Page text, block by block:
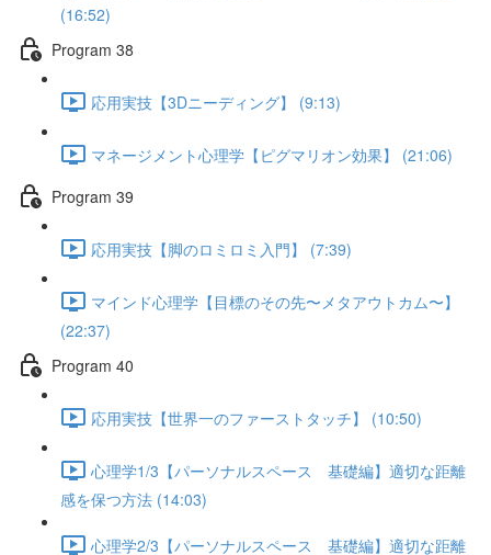
(16:52)
Program 38
応用実技【3Dニーディング】 (9:13)
マネージメント心理学【ピグマリオン効果】 (21:06)
Program 39
応用実技【脚のロミロミ入門】 (7:39)
マインド心理学【目標のその先〜メタアウトカム〜】
(22:37)
Program 40
応用実技【世界一のファーストタッチ】 (10:50)
心理学1/3【パーソナルスペース 基礎編】適切な距離
感を保つ方法 (14:03)
心理学2/3【パーソナルスペース 基礎編】適切な距離